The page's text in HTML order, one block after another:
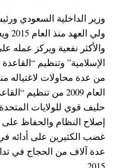
وزير الداخلية السعودي
والأكثر نفعية ويركز عمله
الإسلامية” وتنظيم
من عدة محاولات لاغتياله
العام 2009 من تنظيم
حليف قوي للولايات
إصلاح النظام والحفاظ
غضب الكثيرين على أدائه
عدة آلاف من الحجاج في